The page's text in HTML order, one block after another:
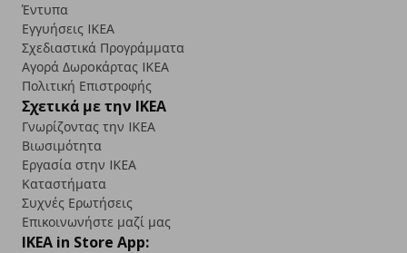
Έντυπα
Εγγυήσεις IKEA
Σχεδιαστικά Προγράμματα
Αγορά Δωρoκάρτας IKEA
Πολιτική Επιστροφής
Σχετικά με την IKEA
Γνωρίζοντας την IKEA
Βιωσιμότητα
Εργασία στην IKEA
Καταστήματα
Συχνές Ερωτήσεις
Επικοινωνήστε μαζί μας
IKEA in Store App: